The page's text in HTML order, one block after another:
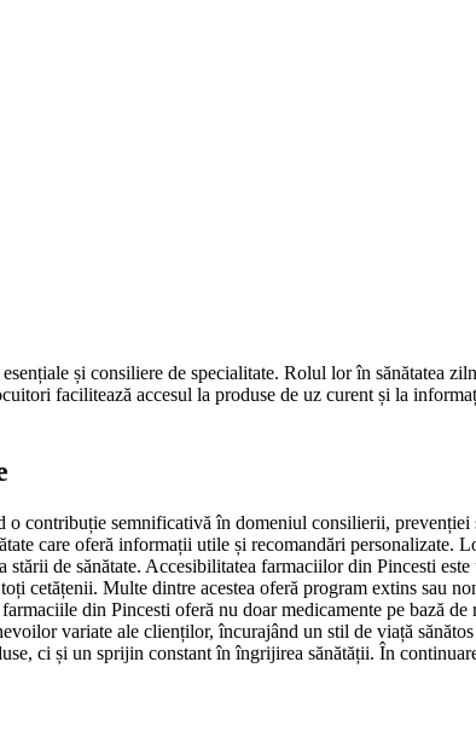
și consiliere de specialitate. Rolul lor în sănătatea
facilitează accesul la produse de uz curent și la
contribuție semnificativă în domeniul consilierii,
care oferă informații utile și recomandări personalizate.
de sănătate. Accesibilitatea farmaciilor din Pincesti
cetățenii. Multe dintre acestea oferă program extins sau
din Pincesti oferă nu doar medicamente pe bază
variate ale clienților, încurajând un stil de viață
ci și un sprijin constant în îngrijirea sănătății. În